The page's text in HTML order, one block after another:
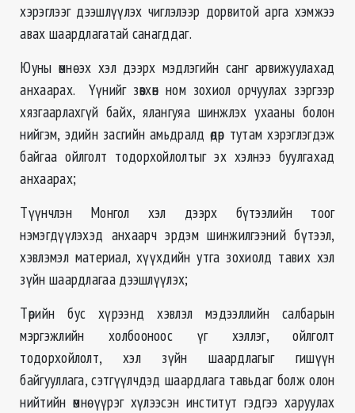
хэрэглээг дээшлүүлэх чиглэлээр дорвитой арга хэмжээ
авах шаардлагатай санагддаг.
Юуны өмнө эх хэл дээрх мэдлэгийн санг арвижуулахад
анхаарах. Үүнийг зөвхөн ном зохиол орчуулах зэргээр
хязгаарлахгүй байх, ялангуяа шинжлэх ухааны болон
нийгэм, эдийн засгийн амьдралд өдөр тутам хэрэглэгдэж
байгаа ойлголт тодорхойлолтыг эх хэлнээ буулгахад
анхаарах;
Түүнчлэн Монгол хэл дээрх бүтээлийн тоог
нэмэгдүүлэхэд анхаарч эрдэм шинжилгээний бүтээл,
хэвлэмэл материал, хүүхдийн утга зохиолд тавих хэл
зүйн шаардлагаа дээшлүүлэх;
Төрийн бус хүрээнд хэвлэл мэдээллийн салбарын
мэргэжлийн холбооноос үг хэллэг, ойлголт
тодорхойлолт, хэл зүйн шаардлагыг гишүүн
байгууллага, сэтгүүлчдэд шаардлага тавьдаг болж олон
нийтийн өмнө үүрэг хүлээсэн институт гэдгээ харуулах